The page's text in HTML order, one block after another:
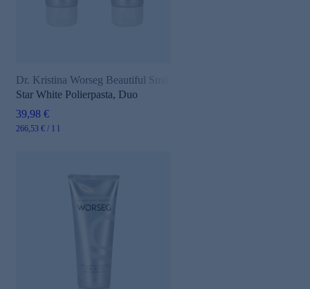
Dr. Kristina Worseg Beautiful Smile
Star White Polierpasta, Duo
39,98 €
266,53 € / 1 l